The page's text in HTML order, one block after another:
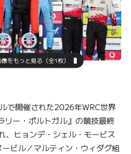
をもっと見る（全1枚）
で開催された2026年WRC世界
リー・ポルトガル』の競技最終
、ヒョンデ・シェル・モービス
ビル／マルティン・ウィダグ組